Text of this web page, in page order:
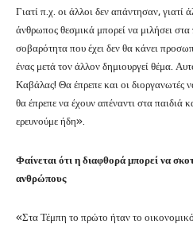
Γιατί π.χ. οι άλλοι δεν απάντησαν, γιατί
άνθρωπος θεσμικά μπορεί να μιλήσει στα
σοβαρότητα που έχει δεν θα κάνει
ένας μετά τον άλλον δημιουργεί θέμα.
Καβάλας! Θα έπρεπε και οι διοργανωτές
θα έπρεπε να έχουν απέναντι στα παιδιά
ερευνούμε ήδη».
Φαίνεται ότι η διαφθορά μπορεί να
ανθρώπους
«Στα Τέμπη το πρώτο ήταν το